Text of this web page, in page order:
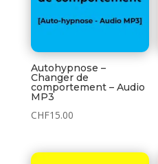
Autohypnose –
Changer de
comportement – Audio
MP3
CHF15.00